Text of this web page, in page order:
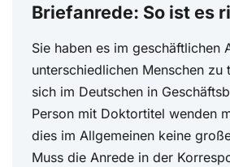
Briefanrede: So ist es
Sie haben es im geschäftlichen
unterschiedlichen Menschen zu
sich im Deutschen in
Person mit Doktortitel wenden
dies im Allgemeinen keine
Muss die Anrede in der